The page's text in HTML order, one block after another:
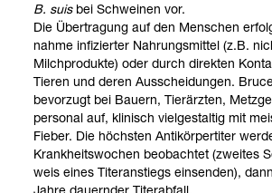
B. suis bei Schwei­nen vor.
Die Über­tra­gung auf den Men­schen
nahme infi­zier­ter Nah­rungs­mit­tel (z.B.
Milch­pro­dukte) oder durch direk­ten
Tie­ren und deren Aus­schei­dun­gen.
bevor­zugt bei Bau­ern, Tier­ärz­ten,
per­so­nal auf, kli­nisch viel­ge­stal­tig mit
Fie­ber. Die höchs­ten Anti­kör­per­ti­ter
Krank­heits­wo­chen beob­ach­tet (zwei­tes
weis eines Titer­an­stiegs ein­sen­den),